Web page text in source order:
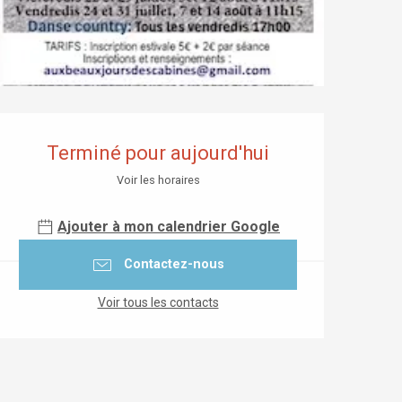
Terminé pour aujourd'hui
Voir les horaires
Ajouter à mon calendrier Google
Contactez-nous
Voir tous les contacts